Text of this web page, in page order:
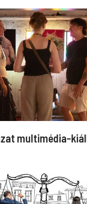
multimédia-